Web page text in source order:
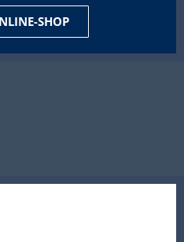
SHOP